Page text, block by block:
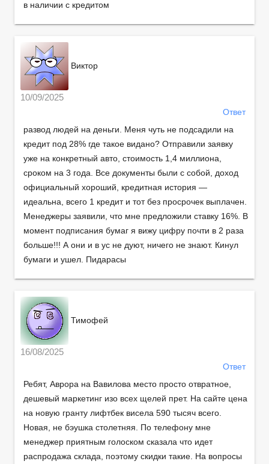
в наличии с кредитом
Виктор
10/09/2025
Ответ
развод людей на деньги. Меня чуть не подсадили на
кредит под 28% где такое видано? Отправили заявку
уже на конкретный авто, стоимость 1,4 миллиона,
сроком на 3 года. Все документы были с собой, доход
официальный хороший, кредитная история —
идеальна, всего 1 кредит и тот без просрочек выплачен.
Менеджеры заявили, что мне предложили ставку 16%. В
момент подписания бумаг я вижу цифру почти в 2 раза
больше!!! А они и в ус не дуют, ничего не знают. Кинул
бумаги и ушел. Пидарасы
Тимофей
16/08/2025
Ответ
Ребят, Аврора на Вавилова место просто отвратное,
дешевый маркетинг изо всех щелей прет. На сайте цена
на новую гранту лифтбек висела 590 тысяч всего.
Новая, не бэушка столетняя. По телефону мне
менеджер приятным голоском сказала что идет
распродажа склада, поэтому скидки такие. На вопросы